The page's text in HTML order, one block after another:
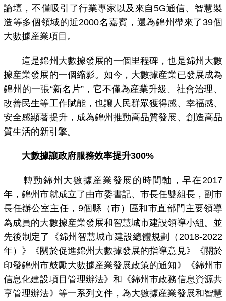
論壇，不僅吸引了行業專家以及來自5G通信、智慧製
造等多個領域的近2000名嘉賓，還為錦州帶來了39個
大數據産業項目。
這是錦州大數據發展的一個里程碑，也是錦州大數
據産業發展的一個縮影。如今，大數據産業已發展成為
錦州的一張“新名片”，它不僅為産業升級、社會治理、
改善民生等工作賦能，也讓人民群眾獲得感、幸福感、
安全感顯著提升，成為錦州推動高品質發展、創造高品
質生活的新引擎。
大數據讓政府服務效率提升300%
轉動錦州大數據産業發展的時間軸，早在2017
年，錦州市就成立了由市委書記、市長任雙組長，副市
長任辦公室主任，9個縣（市）區和市直部門主要領導
為成員的大數據産業發展和智慧城市建設領導小組。並
先後制定了《錦州智慧城市建設總體規劃（2018-2022
年）》《關於促進錦州大數據發展的指導意見》《關於
印發錦州市鼓勵大數據産業發展政策的通知》《錦州市
信息化建設項目管理辦法》和《錦州市政務信息資源共
享管理辦法》等一系列文件，為大數據産業發展和智慧